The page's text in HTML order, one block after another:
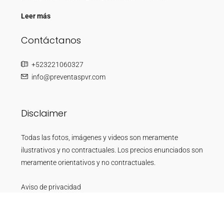
Leer más
Contáctanos
+523221060327
info@preventaspvr.com
Disclaimer
Todas las fotos, imágenes y videos son meramente
ilustrativos y no contractuales. Los precios enunciados son
meramente orientativos y no contractuales.
Aviso de privacidad